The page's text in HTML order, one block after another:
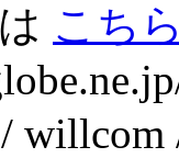
こち
/